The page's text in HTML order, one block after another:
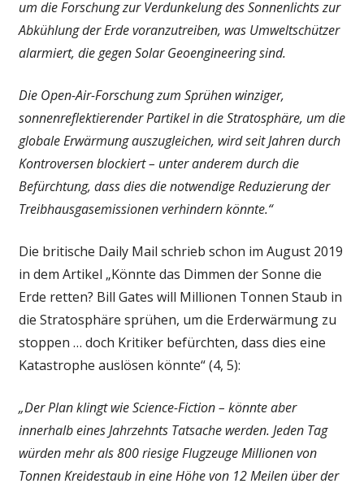
um die Forschung zur Verdunkelung des Sonnenlichts zur
Abkühlung der Erde voranzutreiben, was Umweltschützer
alarmiert, die gegen Solar Geoengineering sind.
Die Open-Air-Forschung zum Sprühen winziger,
sonnenreflektierender Partikel in die Stratosphäre, um die
globale Erwärmung auszugleichen, wird seit Jahren durch
Kontroversen blockiert – unter anderem durch die
Befürchtung, dass dies die notwendige Reduzierung der
Treibhausgasemissionen verhindern könnte.“
Die britische Daily Mail schrieb schon im August 2019
in dem Artikel „Könnte das Dimmen der Sonne die
Erde retten? Bill Gates will Millionen Tonnen Staub in
die Stratosphäre sprühen, um die Erderwärmung zu
stoppen … doch Kritiker befürchten, dass dies eine
Katastrophe auslösen könnte“ (4, 5):
„Der Plan klingt wie Science-Fiction – könnte aber
innerhalb eines Jahrzehnts Tatsache werden. Jeden Tag
würden mehr als 800 riesige Flugzeuge Millionen von
Tonnen Kreidestaub in eine Höhe von 12 Meilen über der